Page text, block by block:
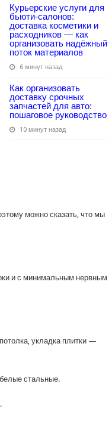
Курьерские услуги для
бьюти‑салонов:
доставка косметики и
расходников — как
организовать надёжный
поток материалов
6 минут назад
Как организовать
доставку срочных
запчастей для авто:
пошаговое руководство
10 минут назад
можно сказать, что мы
и с минимальным нервным
укладка плитки —
стальные.